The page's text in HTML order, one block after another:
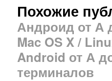
Похожие
Андроид от А
Mac OS X /
Android от А
терминалов